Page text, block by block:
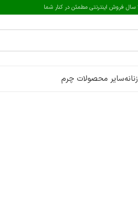
زنانهسایر محصولات چرم